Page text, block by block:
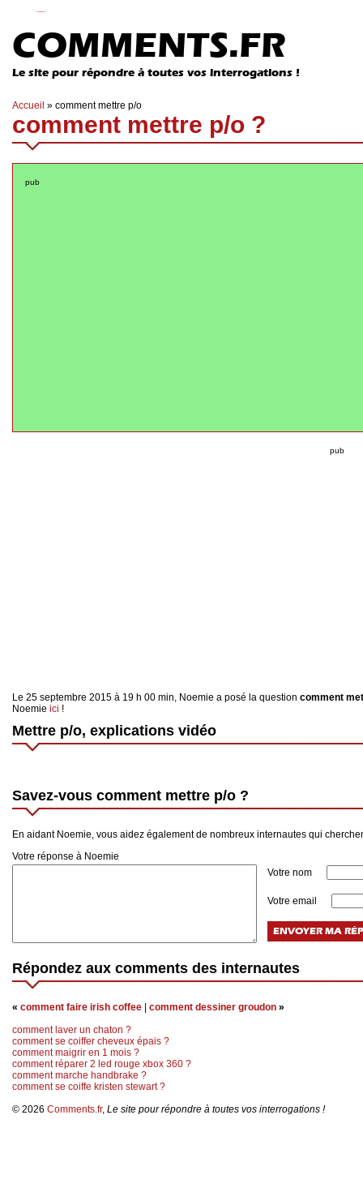
COMMENTS.FR
Le site pour répondre à toutes vos interrogations !
Accueil » comment mettre p/o
comment mettre p/o ?
pub
pub
Le 25 septembre 2015 à 19 h 00 min, Noemie a posé la question comment
Noemie ici !
Mettre p/o, explications vidéo
Savez-vous comment mettre p/o ?
En aidant Noemie, vous aidez également de nombreux internautes qui
Votre réponse à Noemie
Votre nom
Votre email
Répondez aux comments des internautes
« comment faire irish coffee comment dessiner groudon »
comment laver un chaton ?
comment se coiffer cheveux épais ?
comment maigrir en 1 mois ?
comment réparer 2 led rouge xbox 360 ?
comment marche handbrake ?
comment se coiffe kristen stewart ?
© 2026 Comments.fr, Le site pour répondre à toutes vos interrogations !